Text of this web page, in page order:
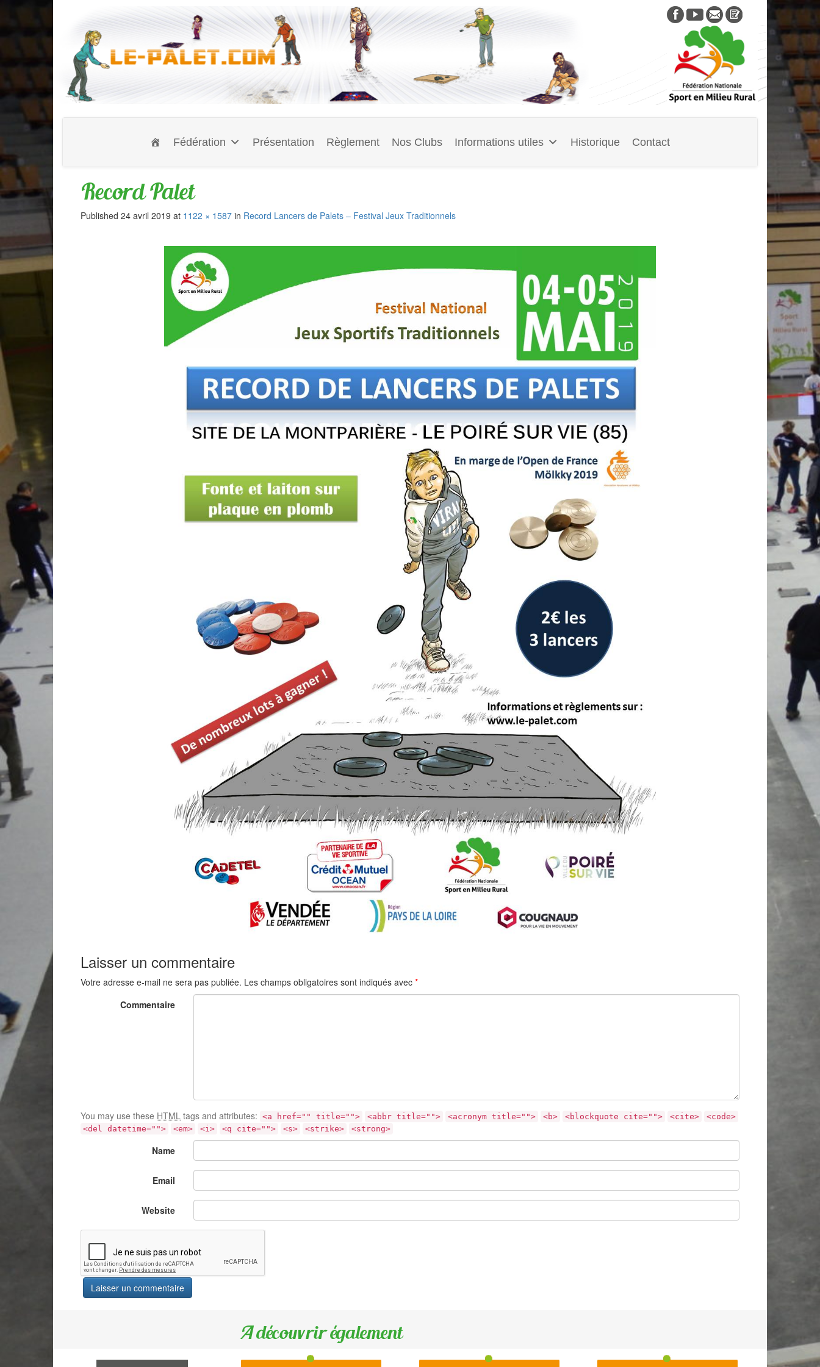
Fédération Présentation Règlement Nos Clubs Informations utiles Historique Contact
Record Palet
Published 24 avril 2019 at 1122 × 1587 in Record Lancers de Palets – Festival Jeux Traditionnels
Laisser un commentaire
Votre adresse e-mail ne sera pas publiée. Les champs obligatoires sont indiqués avec *
Commentaire
You may use these HTML tags and attributes: <a href="" title=""> <abbr title=""> <acronym title=""> <b> <blockquote cite=""> <cite>
<code>
<del datetime="">
<em> <i> <q cite=""> <s> <strike> <strong>
Name
Email
Website
A découvrir également